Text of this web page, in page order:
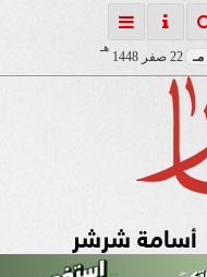
22 صفر 1448
هـ
أسامة شرشر